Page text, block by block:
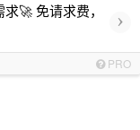
🚀 免请求费，
›
PRO